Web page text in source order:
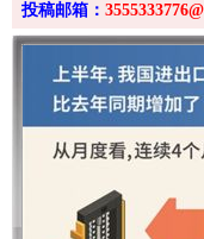
投稿邮箱：